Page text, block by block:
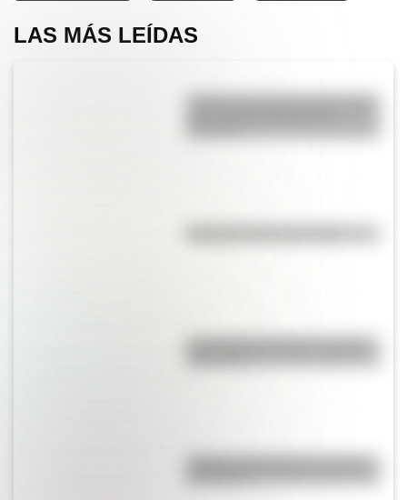
LAS MÁS LEÍDAS
¿Sabías que Buenos Aires tiene
¿Qué es el geringoso y cuál es